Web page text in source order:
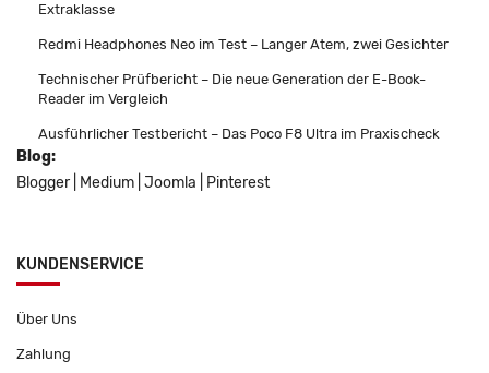
Extraklasse
Redmi Headphones Neo im Test – Langer Atem, zwei Gesichter
Technischer Prüfbericht – Die neue Generation der E-Book-
Reader im Vergleich
Ausführlicher Testbericht – Das Poco F8 Ultra im Praxischeck
Blog:
Blogger
Medium Joomla Pinterest
KUNDENSERVICE
Über Uns
Zahlung